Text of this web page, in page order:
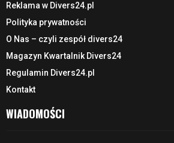
Reklama w Divers24.pl
Polityka prywatności
O Nas – czyli zespół divers24
Magazyn Kwartalnik Divers24
Regulamin Divers24.pl
Kontakt
WIADOMOŚCI